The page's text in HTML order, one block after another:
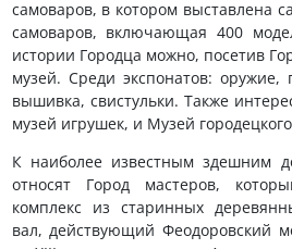
самоваров, в котором выставлена
самоваров, включающая 400
истории Городца можно, посетив
музей. Среди экспонатов:
вышивка, свистульки. Также
музей игрушек, и Музей
К наиболее известным здешним
относят Город мастеров,
комплекс из старинных
вал, действующий Феодоровский